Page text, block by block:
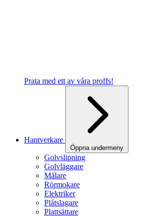
Prata med ett av våra proffs!
Hantverkare
Öppna undermeny
Golvslipning
Golvläggare
Målare
Rörmokare
Elektriker
Plåtslagare
Plattsättare